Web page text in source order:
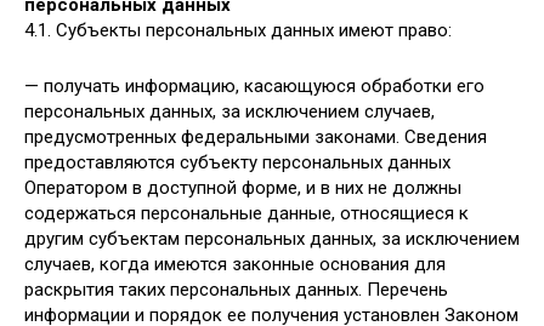
персональных данных
4.1. Субъекты персональных данных имеют право:
— получать информацию, касающуюся обработки его
персональных данных, за исключением случаев,
предусмотренных федеральными законами. Сведения
предоставляются субъекту персональных данных
Оператором в доступной форме, и в них не должны
содержаться персональные данные, относящиеся к
другим субъектам персональных данных, за исключением
случаев, когда имеются законные основания для
раскрытия таких персональных данных. Перечень
информации и порядок ее получения установлен Законом